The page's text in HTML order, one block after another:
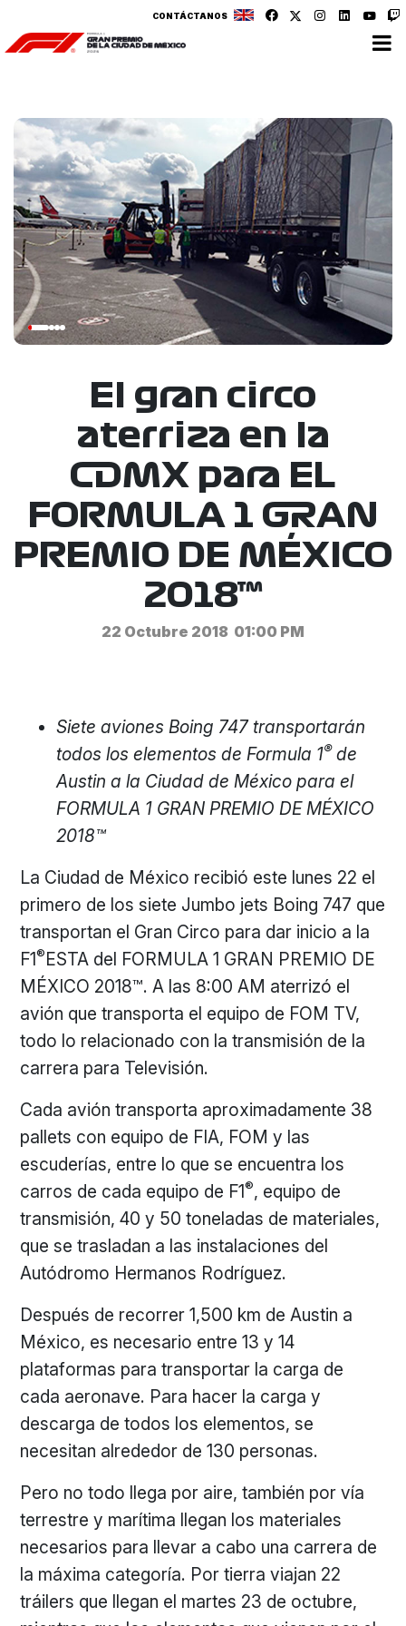
CONTÁCTANOS
El gran circo
aterriza en la
CDMX para EL
FORMULA 1 GRAN
PREMIO DE MÉXICO
2018™
22 Octubre 2018 01:00 PM
Siete aviones Boing 747 transportarán
todos los elementos de Formula 1® de
Austin a la Ciudad de México para el
FORMULA 1 GRAN PREMIO DE MÉXICO
2018™
La Ciudad de México recibió este lunes 22 el
primero de los siete Jumbo jets Boing 747 que
transportan el Gran Circo para dar inicio a la
F1®ESTA del FORMULA 1 GRAN PREMIO DE
MÉXICO 2018™. A las 8:00 AM aterrizó el
avión que transporta el equipo de FOM TV,
todo lo relacionado con la transmisión de la
carrera para Televisión.
Cada avión transporta aproximadamente 38
pallets con equipo de FIA, FOM y las
escuderías, entre lo que se encuentra los
carros de cada equipo de F1®, equipo de
transmisión, 40 y 50 toneladas de materiales,
que se trasladan a las instalaciones del
Autódromo Hermanos Rodríguez.
Después de recorrer 1,500 km de Austin a
México, es necesario entre 13 y 14
plataformas para transportar la carga de
cada aeronave. Para hacer la carga y
descarga de todos los elementos, se
necesitan alrededor de 130 personas.
Pero no todo llega por aire, también por vía
terrestre y marítima llegan los materiales
necesarios para llevar a cabo una carrera de
la máxima categoría. Por tierra viajan 22
tráilers que llegan el martes 23 de octubre,